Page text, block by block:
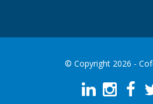
© Copyright 2026 -